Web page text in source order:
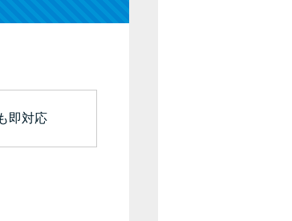
を利用して利息0円でお金を借りる3
ト
即対応